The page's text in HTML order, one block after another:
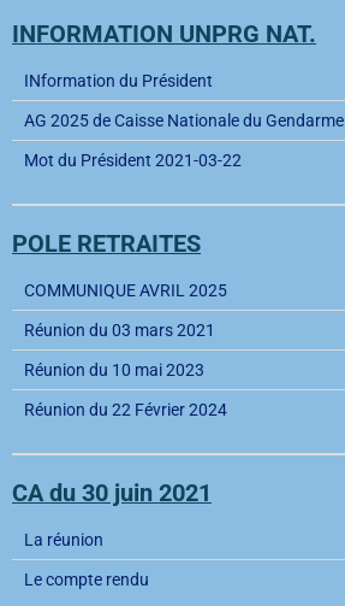
INFORMATION UNPRG NAT.
INformation du Président
AG 2025 de Caisse Nationale du Gendarme
Mot du Président 2021-03-22
POLE RETRAITES
COMMUNIQUE AVRIL 2025
Réunion du 03 mars 2021
Réunion du 10 mai 2023
Réunion du 22 Février 2024
CA du 30 juin 2021
La réunion
Le compte rendu